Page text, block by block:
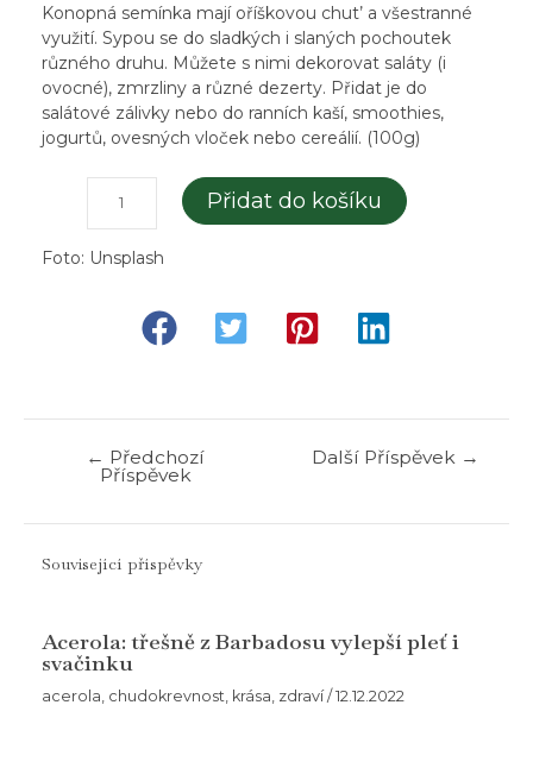
Konopná semínka mají oříškovou chut’ a všestranné
využití. Sypou se do sladkých i slaných pochoutek
různého druhu. Můžete s nimi dekorovat saláty (i
ovocné), zmrzliny a různé dezerty. Přidat je do
salátové zálivky nebo do ranních kaší, smoothies,
jogurtů, ovesných vloček nebo cereálií. (100g)
o
o
a
n
Přidat do košíku
Foto: Unsplash
Navigace
← Předchozí
Příspěvek
Další Příspěvek →
Související příspěvky
Acerola: třešně z Barbadosu vylepší pleť i
svačinku
acerola, chudokrevnost, krása, zdraví/ 12.12.2022